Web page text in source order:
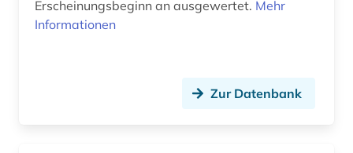
enzyklopädie (1)
Suedamerika (6)
Erscheinungsbeginn an ausgewertet. Mehr
Informationen
Zur Datenbank